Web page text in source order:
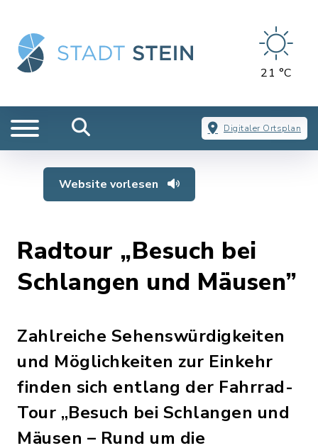
21 °C
Digitaler Ortsplan
Website vorlesen
Radtour „Besuch bei
Schlangen und Mäusen”
Zahlreiche Sehenswürdigkeiten
und Möglichkeiten zur Einkehr
finden sich entlang der Fahrrad-
Tour „Besuch bei Schlangen und
Mäusen – Rund um die